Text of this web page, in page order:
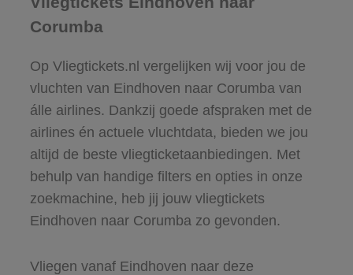
Corumba
Op Vliegtickets.nl vergelijken wij voor jou de
vluchten van Eindhoven naar Corumba van
álle airlines. Dankzij goede afspraken met de
airlines én actuele vluchtdata, bieden we jou
altijd de beste vliegticketaanbiedingen. Met
behulp van handige filters en opties in onze
zoekmachine, heb jij jouw vliegtickets
Eindhoven naar Corumba zo gevonden.
Vliegen vanaf Eindhoven naar deze